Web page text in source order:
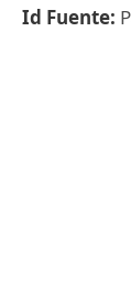
Id Fuente: